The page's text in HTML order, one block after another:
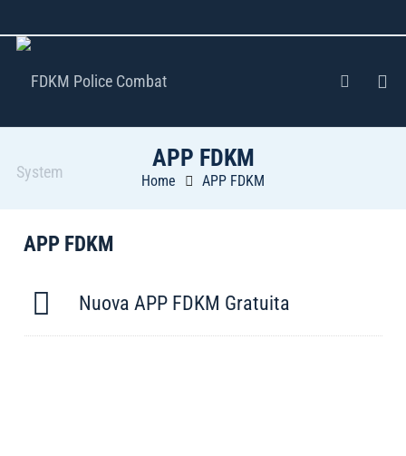
APP FDKM
Home APP FDKM
APP FDKM
Nuova APP FDKM Gratuita